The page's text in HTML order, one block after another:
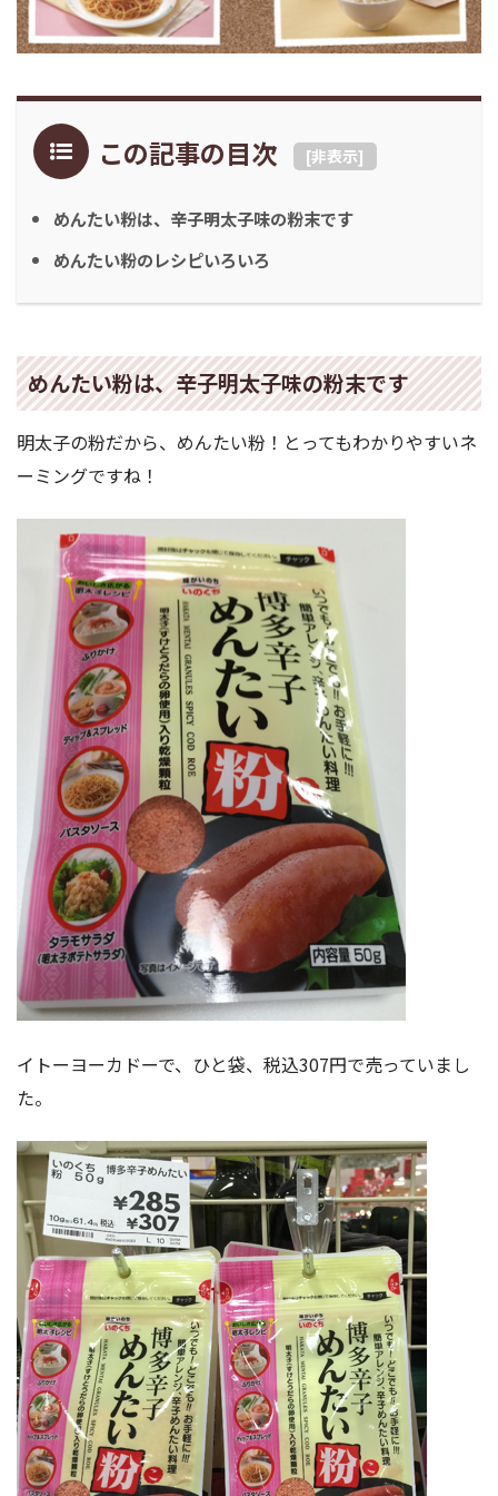
この記事の目次 [非表示]
めんたい粉は、辛子明太子味の粉末です
めんたい粉のレシピいろいろ
めんたい粉は、辛子明太子味の粉末です
明太子の粉だから、めんたい粉！とってもわかりやすいネ
ーミングですね！
イトーヨーカドーで、ひと袋、税込307円で売っていまし
た。